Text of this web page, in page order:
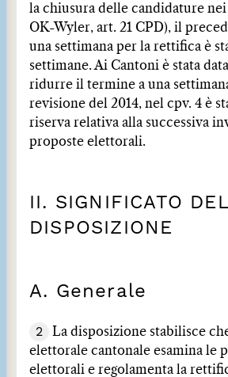
la chiusura delle candidature
OK-Wyler, art. 21 CPD), il
una settimana per la rettifica è
settimane. Ai Cantoni è stata
ridurre il termine a una
revisione del 2014, nel cpv. 4 è
riserva relativa alla successiva
proposte elettorali.
II. SIGNIFICATO
DISPOSIZIONE
A. Generale
2
La disposizione stabilisce
elettorale cantonale esamina le
elettorali e regolamenta la